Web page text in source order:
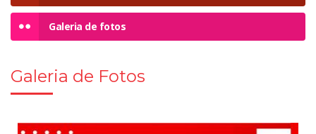
Galeria de fotos
Galeria de Fotos